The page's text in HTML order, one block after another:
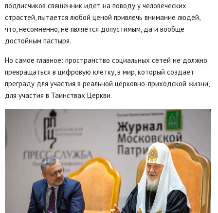
подписчиков священник идет на поводу у человеческих
страстей, пытается любой ценой привлечь внимание людей,
что, несомненно, не является допустимым, да и вообще
достойным пастыря.
Но самое главное: пространство социальных сетей не должно
превращаться в цифровую клетку, в мир, который создает
преграду для участия в реальной церковно-приходской жизни,
для участия в Таинствах Церкви.